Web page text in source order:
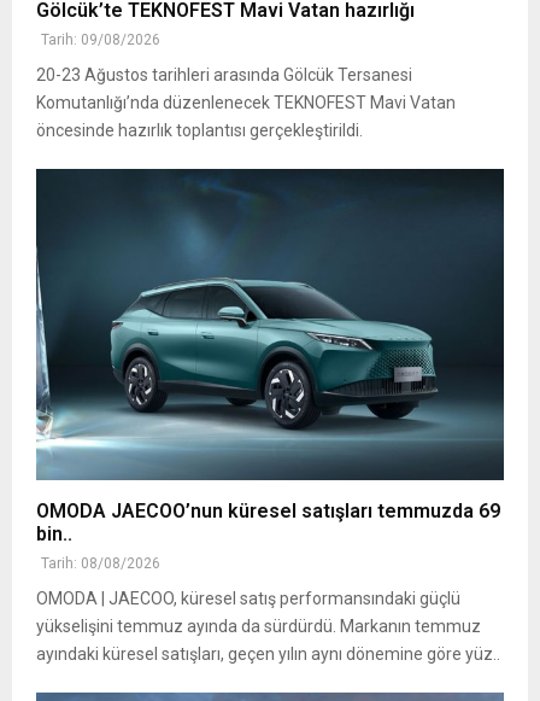
Gölcük’te TEKNOFEST Mavi Vatan hazırlığı
Tarih: 09/08/2026
20-23 Ağustos tarihleri arasında Gölcük Tersanesi
Komutanlığı’nda düzenlenecek TEKNOFEST Mavi Vatan
öncesinde hazırlık toplantısı gerçekleştirildi.
OMODA JAECOO’nun küresel satışları temmuzda 69
bin..
Tarih: 08/08/2026
OMODA | JAECOO, küresel satış performansındaki güçlü
yükselişini temmuz ayında da sürdürdü. Markanın temmuz
ayındaki küresel satışları, geçen yılın aynı dönemine göre yüz..